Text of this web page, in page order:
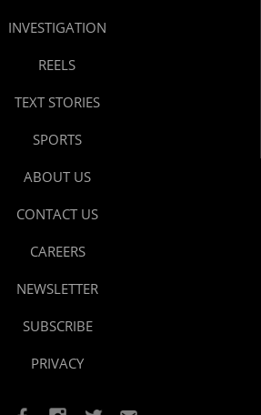
INVESTIGATION
REELS
TEXT STORIES
SPORTS
ABOUT US
CONTACT US
CAREERS
NEWSLETTER
SUBSCRIBE
PRIVACY